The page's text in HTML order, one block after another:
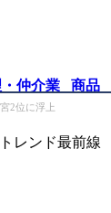
仲介業 商品
2位に浮上
レンド最前線